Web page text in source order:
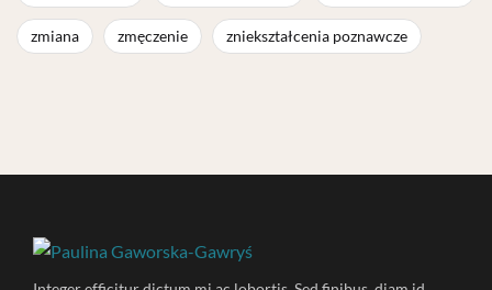
zmiana zmęczenie zniekształcenia poznawcze